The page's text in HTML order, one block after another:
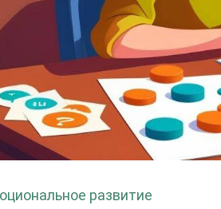
развитие